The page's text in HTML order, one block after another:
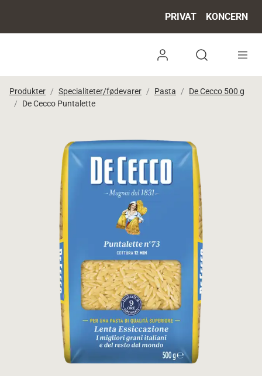
PRIVAT KONCERN
Log ind
Produkter Specialiteter/fødevarer Pasta
De Cecco 500 g
De Cecco Puntalette